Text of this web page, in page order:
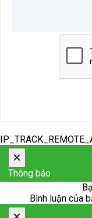
×
Thông báo
Bình luận của